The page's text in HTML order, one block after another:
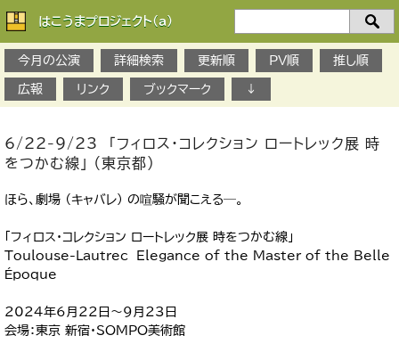
はこうまプロジェクト(a)
今月の公演
詳細検索 更新順 PV順 推し順
広報 リンク ブックマーク ↓
6/22-9/23 「フィロス・コレクション ロートレック展 時
をつかむ線」 （東京都）
ほら、劇場 （キャバレ） の喧騒が聞こえる─。
「フィロス・コレクション ロートレック展 時をつかむ線」
Toulouse-Lautrec Elegance of the Master of the Belle
Époque
2024年6月22日～9月23日
会場：東京 新宿・SOMPO美術館